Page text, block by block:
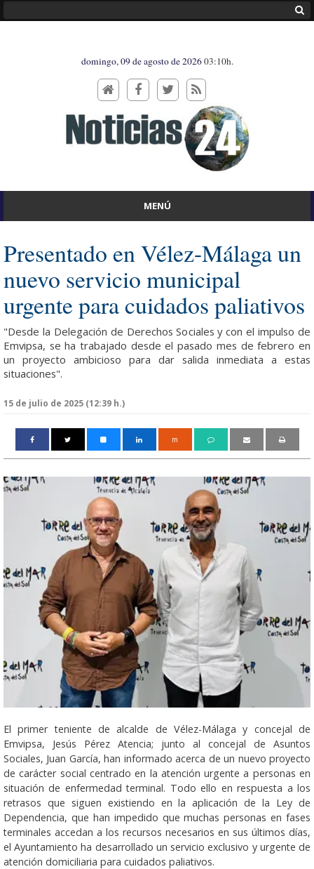
domingo, 09 de agosto de 202603:10h.
MENÚ
Presentado en Vélez-Málaga un
nuevo servicio municipal
urgente para cuidados paliativos
"Desde la Delegación de Derechos Sociales y con el impulso de
Emvipsa, se ha trabajado desde el pasado mes de febrero en
un proyecto ambicioso para dar salida inmediata a estas
situaciones".
15 de julio de 2025 (12:39 h.)
m
El primer teniente de alcalde de Vélez-Málaga y concejal de
Emvipsa, Jesús Pérez Atencia; junto al concejal de Asuntos
Sociales, Juan García, han informado acerca de un nuevo proyecto
de carácter social centrado en la atención urgente a personas en
situación de enfermedad terminal. Todo ello en respuesta a los
retrasos que siguen existiendo en la aplicación de la Ley de
Dependencia, que han impedido que muchas personas en fases
terminales accedan a los recursos necesarios en sus últimos días,
el Ayuntamiento ha desarrollado un servicio exclusivo y urgente de
atención domiciliaria para cuidados paliativos.